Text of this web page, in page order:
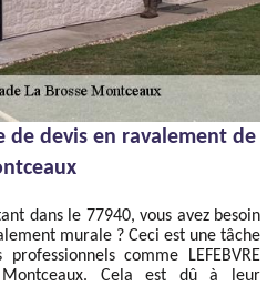
de devis en ravalement de
dans le 77940, vous avez besoin
murale ? Ceci est une tâche
comme LEFEBVRE
Cela est dû à leur